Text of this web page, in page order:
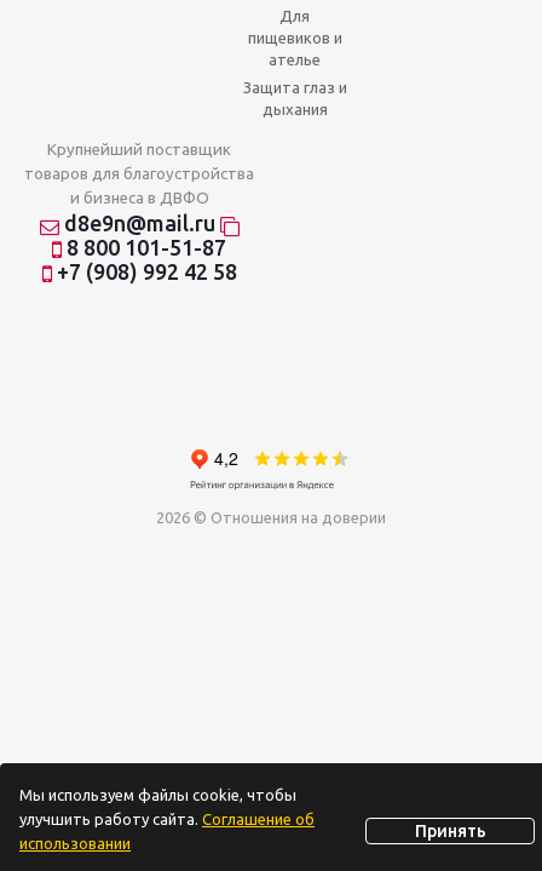
Для
пищевиков и
ателье
Защита глаз и
дыхания
Крупнейший поставщик
товаров для благоустройства
и бизнеса в ДВФО
d8e9n@mail.ru
8 800 101-51-87
+7 (908) 992 42 58
2026 © Отношения на доверии
Мы используем файлы cookie, чтобы
улучшить работу сайта. Соглашение об
использовании
Принять